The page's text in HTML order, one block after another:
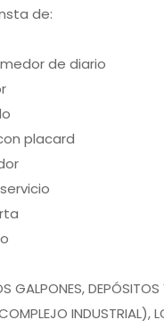
de:
de diario
placard
GALPONES,
INDUSTRIAL),